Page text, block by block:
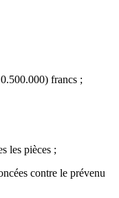
francs ;
les pièces ;
contre le prévenu